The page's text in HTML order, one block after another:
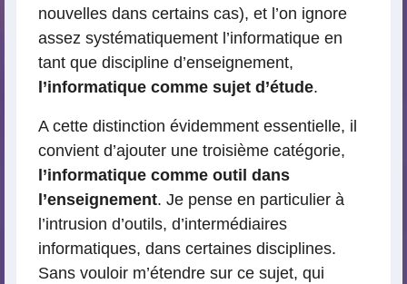
nouvelles dans certains cas), et l’on ignore
assez systématiquement l’informatique en
tant que discipline d’enseignement,
l’informatique comme sujet d’étude.
A cette distinction évidemment essentielle, il
convient d’ajouter une troisième catégorie,
l’informatique comme outil dans
l’enseignement. Je pense en particulier à
l’intrusion d’outils, d’intermédiaires
informatiques, dans certaines disciplines.
Sans vouloir m’étendre sur ce sujet, qui